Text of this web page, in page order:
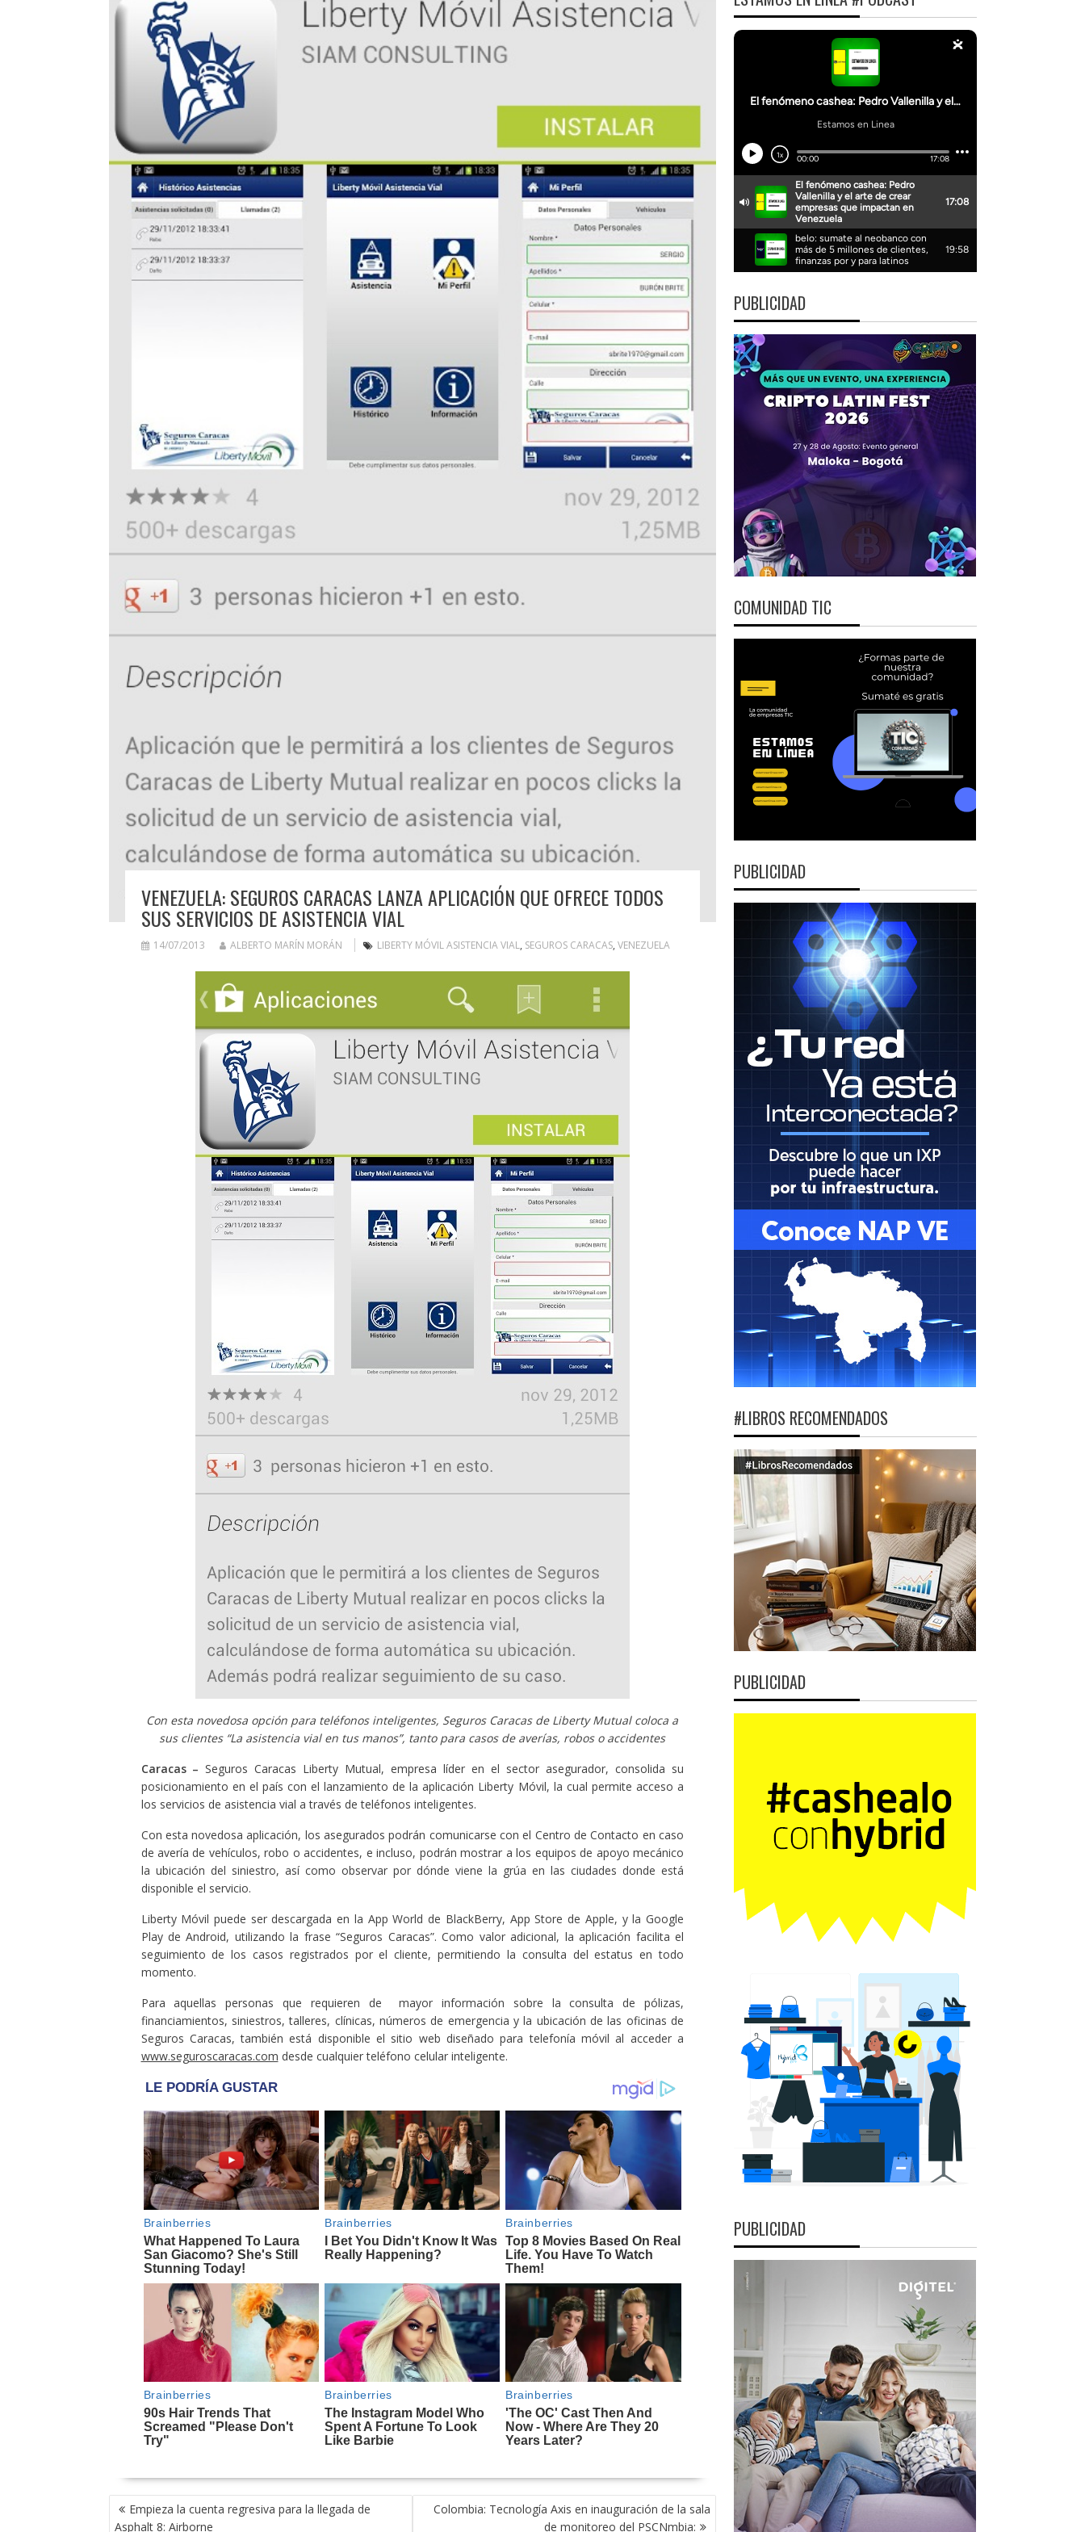
VENEZUELA: SEGUROS CARACAS LANZA APLICACIÓN QUE OFRECE TODOS
SUS SERVICIOS DE ASISTENCIA VIAL
14/07/2013 ALBERTO MARÍN MORÁN LIBERTY MÓVIL ASISTENCIA VIAL, SEGUROS CARACAS, VENEZUELA
Con esta novedosa opción para teléfonos inteligentes, Seguros Caracas de Liberty Mutual coloca a
sus clientes “La asistencia vial en tus manos”, tanto para casos de averías, robos o accidentes
Caracas –Seguros Caracas Liberty Mutual, empresa líder en el sector asegurador, consolida su
posicionamiento en el país con el lanzamiento de la aplicación Liberty Móvil, la cual permite acceso a
los servicios de asistencia vial a través de teléfonos inteligentes.
Con esta novedosa aplicación, los asegurados podrán comunicarse con el Centro de Contacto en caso
de avería de vehículos, robo o accidentes, e incluso, podrán mostrar a los equipos de apoyo mecánico
la ubicación del siniestro, así como observar por dónde viene la grúa en las ciudades donde está
disponible el servicio.
Liberty Móvil puede ser descargada en la App World de BlackBerry, App Store de Apple, y la Google
Play de Android, utilizando la frase “Seguros Caracas”. Como valor adicional, la aplicación facilita el
seguimiento de los casos registrados por el cliente, permitiendo la consulta del estatus en todo
momento.
Para aquellas personas que requieren de mayor información sobre la consulta de pólizas,
financiamientos, siniestros, talleres, clínicas, números de emergencia y la ubicación de las oficinas de
Seguros Caracas, también está disponible el sitio web diseñado para telefonía móvil al acceder a
www.seguroscaracas.com desde cualquier teléfono celular inteligente.
NAVEGACIÓN
DE Empieza la cuenta regresiva para la llegada de
Asphalt 8: Airborne
Colombia: Tecnología Axis en inauguración de la sala
de monitoreo del PSCNmbia:
PUBLICIDAD
COMUNIDAD TIC
PUBLICIDAD
#LIBROS RECOMENDADOS
PUBLICIDAD
PUBLICIDAD